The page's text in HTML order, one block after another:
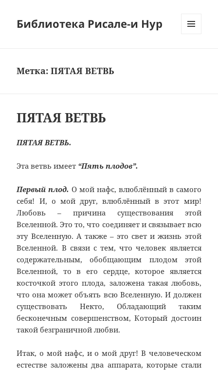
Библиотека Рисале-и Нур
Метка:ПЯТАЯ ВЕТВЬ
ПЯТАЯ ВЕТВЬ
ПЯТАЯ ВЕТВЬ.
Эта ветвь имеет “Пять плодов”.
Первый плод. О мой нафс, влюблённый в самого
себя! И, о мой друг, влюблённый в этот мир!
Любовь – причина существования этой
Вселенной. Это то, что соединяет и связывает всю
эту Вселенную. А также – это свет и жизнь этой
Вселенной. В связи с тем, что человек является
содержательным, обобщающим плодом этой
Вселенной, то в его сердце, которое является
косточкой этого плода, заложена такая любовь,
что она может объять всю Вселенную. И должен
существовать Некто, Обладающий таким
бесконечным совершенством, Который достоин
такой безграничной любви.
Итак, о мой нафс, и о мой друг! В человеческом
естестве заложены два аппарата, которые стали